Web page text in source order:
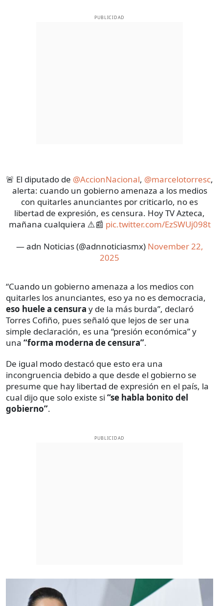
PUBLICIDAD
alerta: cuando un gobierno amenaza a los medios
con quitarles anunciantes por criticarlo, no es
libertad de expresión, es censura. Hoy TV Azteca,
mañana cualquiera ⚠️📰pic.twitter.com/EzSWUj098t
2025
quitarles los anunciantes, eso ya no es democracia,
eso huele a censuray de la más burda”, declaró
Torres Cofiño, pues señaló que lejos de ser una
simple declaración, es una “presión económica” y
una“forma moderna de censura” .
incongruencia debido a que desde el gobierno se
presume que hay libertad de expresión en el país, la
cual dijo que solo existe si “se habla bonito del
gobierno”.